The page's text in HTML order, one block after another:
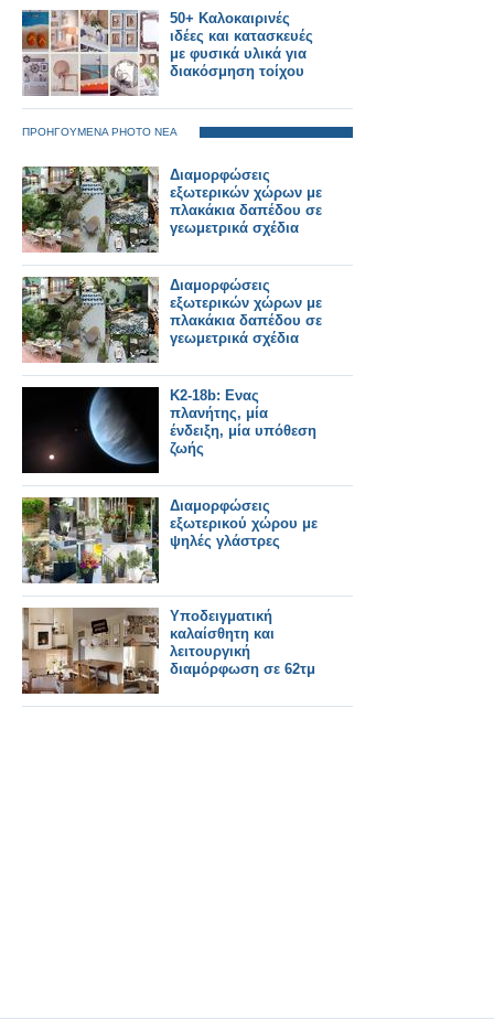
50+ Καλοκαιρινές
ιδέες και κατασκευές
με φυσικά υλικά για
διακόσμηση τοίχου
ΠΡΟΗΓΟΥΜΕΝΑ PHOTO ΝΕΑ
Διαμορφώσεις
εξωτερικών χώρων με
πλακάκια δαπέδου σε
γεωμετρικά σχέδια
Διαμορφώσεις
εξωτερικών χώρων με
πλακάκια δαπέδου σε
γεωμετρικά σχέδια
K2-18b: Ενας
πλανήτης, μία
ένδειξη, μία υπόθεση
ζωής
Διαμορφώσεις
εξωτερικού χώρου με
ψηλές γλάστρες
Υποδειγματική
καλαίσθητη και
λειτουργική
διαμόρφωση σε 62τμ